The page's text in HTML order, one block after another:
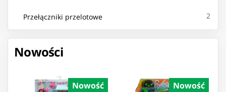
Przełączniki przelotowe 2
Nowości
Nowość Nowość